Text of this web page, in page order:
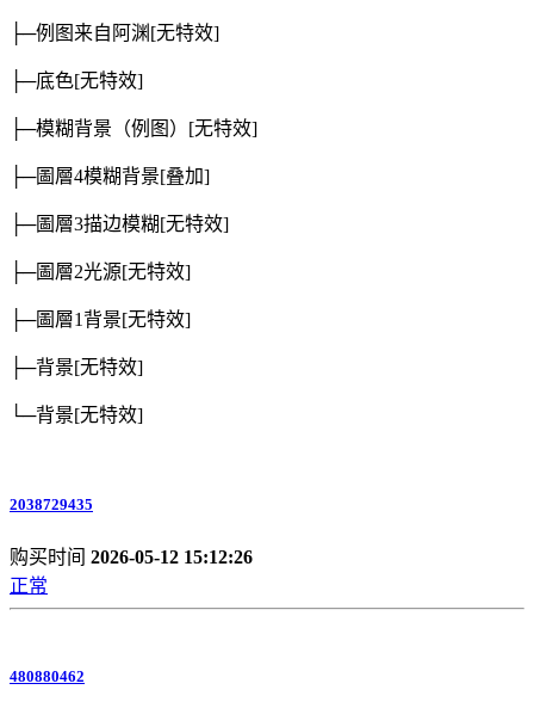
├─例图来自阿渊 [无特效]
├─底色[无特效]
├─模糊背景（例图） [无特效]
├─圖層4模糊背景[叠加]
├─圖層3描边模糊 [无特效]
├─圖層2光源[无特效]
├─圖層1背景[无特效]
├─背景[无特效]
└─背景[无特效]
2038729435
购买时间 2026-05-12 15:12:26
正常
480880462